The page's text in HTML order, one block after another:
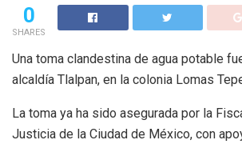
0
SHARES
Una toma clandestina de agua potable
alcaldía Tlalpan, en la colonia Lomas
La toma ya ha sido asegurada por la
Justicia de la Ciudad de México, con